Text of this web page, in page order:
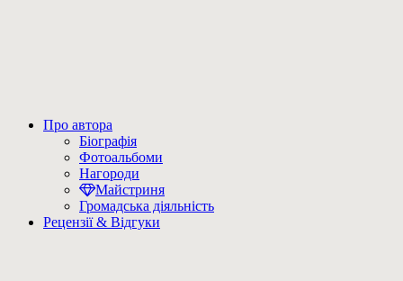
Про автора
Біографія
Фотоальбоми
Нагороди
Майстриня
Громадська діяльність
Рецензії & Відгуки